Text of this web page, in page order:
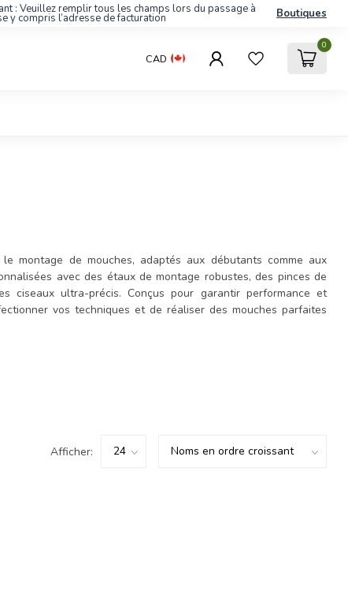
: Veuillez remplir tous les champs lors du passage à
y compris l’adresse de facturation Boutiques
CAD
0
montage de mouches, adaptés aux débutants comme aux
avec des étaux de montage robustes, des pinces de
ciseaux ultra-précis. Conçus pour garantir performance et
vos techniques et de réaliser des mouches parfaites
Afficher: